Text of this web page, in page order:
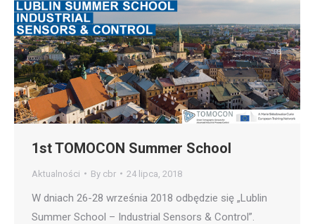
1st TOMOCON Summer School
Aktualności By cbr 24 lipca, 2018
W dniach 26-28 września 2018 odbędzie się „Lublin
Summer School – Industrial Sensors & Control”.